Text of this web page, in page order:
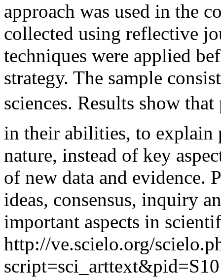
approach was used in the
collected using reflective
techniques were applied
strategy. The sample
sciences. Results show that
in their abilities, to explain
nature, instead of key
of new data and evidence.
ideas, consensus, inquiry
important aspects in
http://ve.scielo.org/